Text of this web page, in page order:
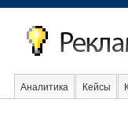
Аналитика Кейсы